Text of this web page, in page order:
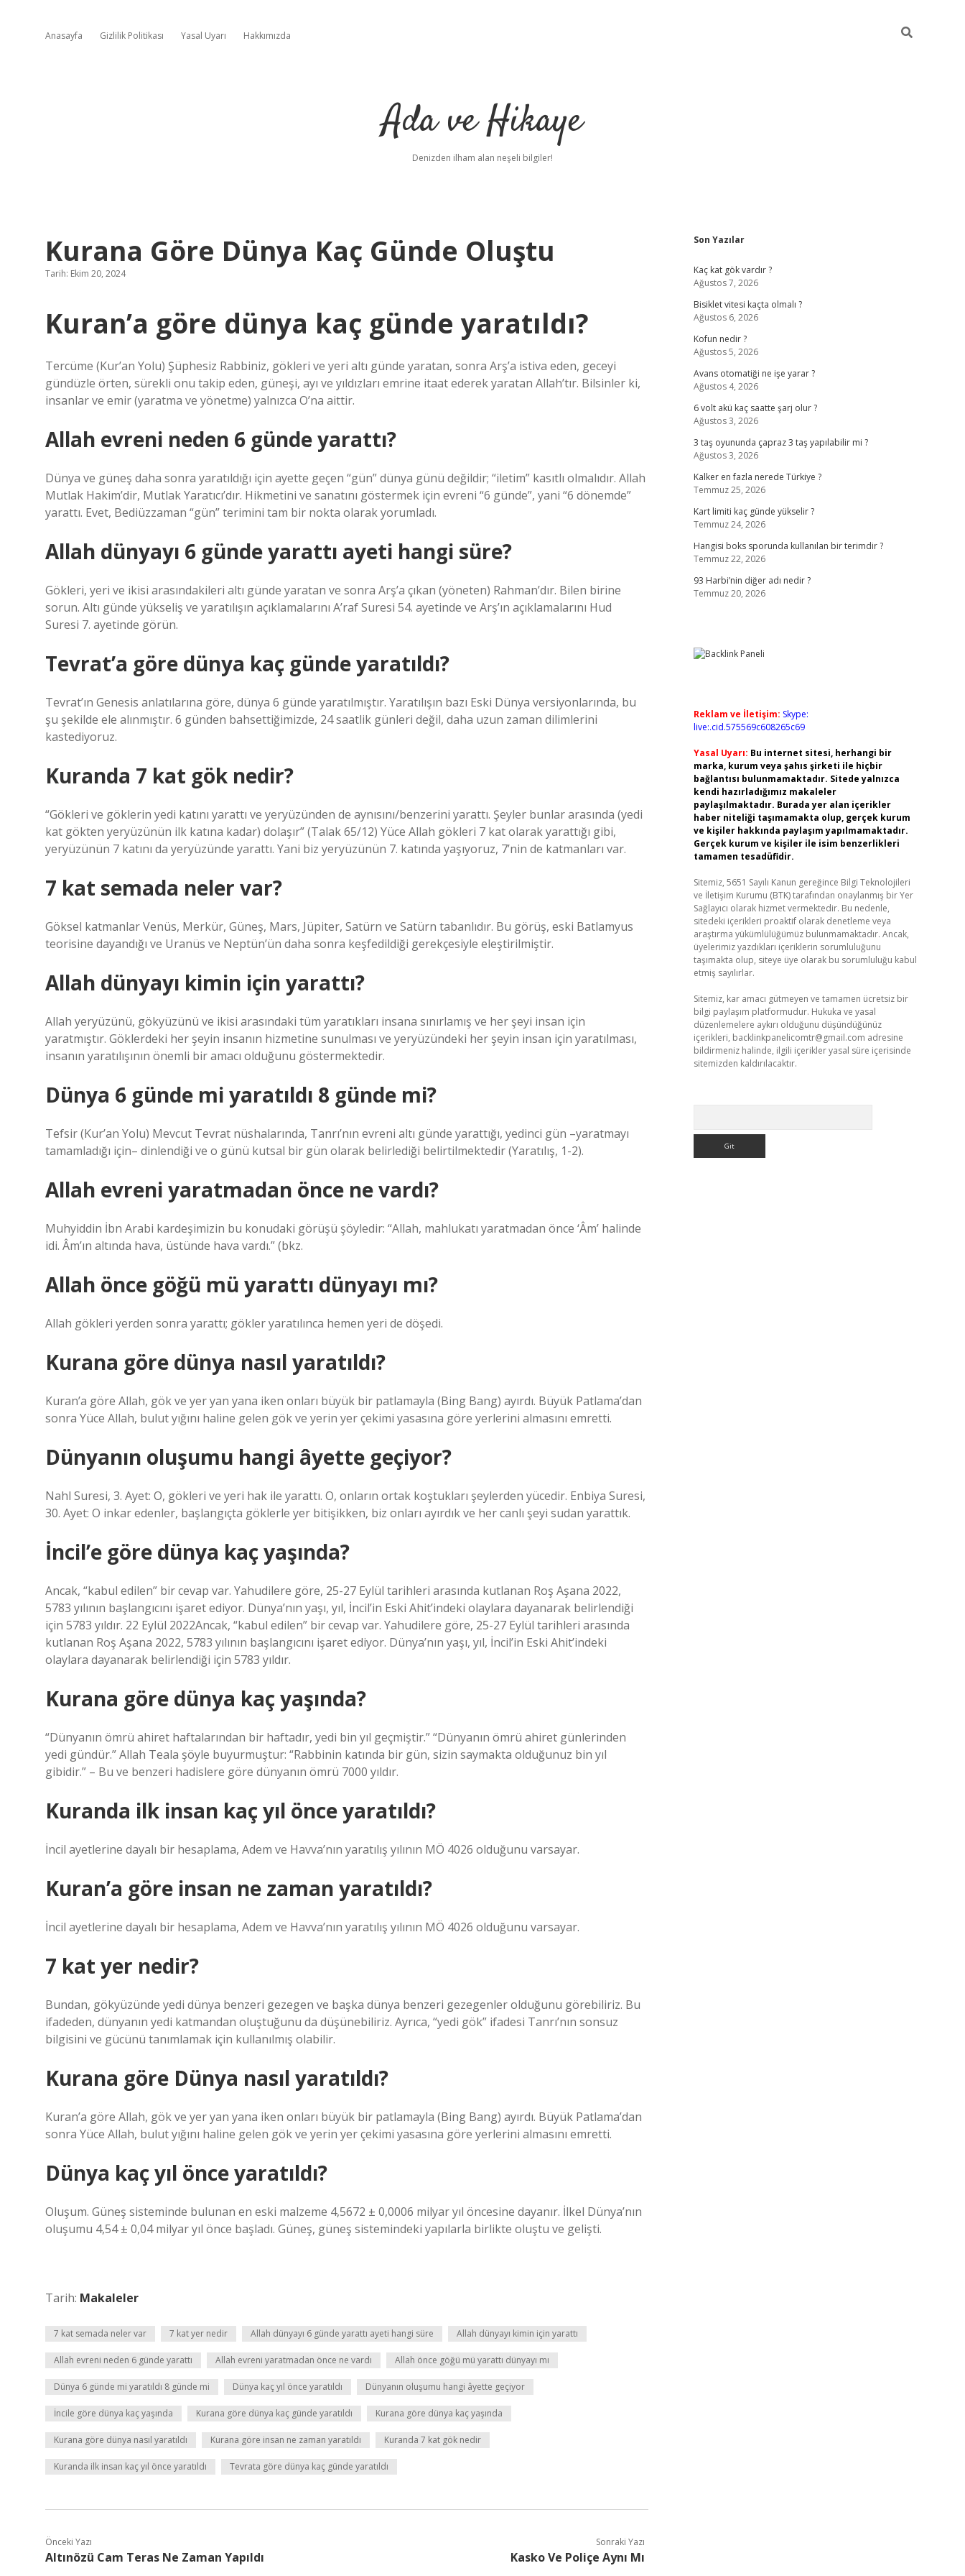
Anasayfa Gizlilik Politikası Yasal Uyarı Hakkımızda
Ada ve Hikaye
Denizden ilham alan neşeli bilgiler!
Kurana Göre Dünya Kaç Günde Oluştu
Tarih: Ekim 20, 2024
Kuran’a göre dünya kaç günde yaratıldı?
Tercüme (Kur’an Yolu) Şüphesiz Rabbiniz, gökleri ve yeri altı günde yaratan, sonra Arş’a istiva eden, geceyi
gündüzle örten, sürekli onu takip eden, güneşi, ayı ve yıldızları emrine itaat ederek yaratan Allah’tır. Bilsinler ki,
insanlar ve emir (yaratma ve yönetme) yalnızca O’na aittir.
Allah evreni neden 6 günde yarattı?
Dünya ve güneş daha sonra yaratıldığı için ayette geçen “gün” dünya günü değildir; “iletim” kasıtlı olmalıdır. Allah
Mutlak Hakim’dir, Mutlak Yaratıcı’dır. Hikmetini ve sanatını göstermek için evreni “6 günde”, yani “6 dönemde”
yarattı. Evet, Bediüzzaman “gün” terimini tam bir nokta olarak yorumladı.
Allah dünyayı 6 günde yarattı ayeti hangi süre?
Gökleri, yeri ve ikisi arasındakileri altı günde yaratan ve sonra Arş’a çıkan (yöneten) Rahman’dır. Bilen birine
sorun. Altı günde yükseliş ve yaratılışın açıklamalarını A’raf Suresi 54. ayetinde ve Arş’ın açıklamalarını Hud
Suresi 7. ayetinde görün.
Tevrat’a göre dünya kaç günde yaratıldı?
Tevrat’ın Genesis anlatılarına göre, dünya 6 günde yaratılmıştır. Yaratılışın bazı Eski Dünya versiyonlarında, bu
şu şekilde ele alınmıştır. 6 günden bahsettiğimizde, 24 saatlik günleri değil, daha uzun zaman dilimlerini
kastediyoruz.
Kuranda 7 kat gök nedir?
“Gökleri ve göklerin yedi katını yarattı ve yeryüzünden de aynısını/benzerini yarattı. Şeyler bunlar arasında (yedi
kat gökten yeryüzünün ilk katına kadar) dolaşır” (Talak 65/12) Yüce Allah gökleri 7 kat olarak yarattığı gibi,
yeryüzünün 7 katını da yeryüzünde yarattı. Yani biz yeryüzünün 7. katında yaşıyoruz, 7’nin de katmanları var.
7 kat semada neler var?
Göksel katmanlar Venüs, Merkür, Güneş, Mars, Jüpiter, Satürn ve Satürn tabanlıdır. Bu görüş, eski Batlamyus
teorisine dayandığı ve Uranüs ve Neptün’ün daha sonra keşfedildiği gerekçesiyle eleştirilmiştir.
Allah dünyayı kimin için yarattı?
Allah yeryüzünü, gökyüzünü ve ikisi arasındaki tüm yaratıkları insana sınırlamış ve her şeyi insan için
yaratmıştır. Göklerdeki her şeyin insanın hizmetine sunulması ve yeryüzündeki her şeyin insan için yaratılması,
insanın yaratılışının önemli bir amacı olduğunu göstermektedir.
Dünya 6 günde mi yaratıldı 8 günde mi?
Tefsir (Kur’an Yolu) Mevcut Tevrat nüshalarında, Tanrı’nın evreni altı günde yarattığı, yedinci gün –yaratmayı
tamamladığı için– dinlendiği ve o günü kutsal bir gün olarak belirlediği belirtilmektedir (Yaratılış, 1-2).
Allah evreni yaratmadan önce ne vardı?
Muhyiddin İbn Arabi kardeşimizin bu konudaki görüşü şöyledir: “Allah, mahlukatı yaratmadan önce ‘Âm’ halinde
idi. Âm’ın altında hava, üstünde hava vardı.” (bkz.
Allah önce göğü mü yarattı dünyayı mı?
Allah gökleri yerden sonra yarattı; gökler yaratılınca hemen yeri de döşedi.
Kurana göre dünya nasıl yaratıldı?
Kuran’a göre Allah, gök ve yer yan yana iken onları büyük bir patlamayla (Bing Bang) ayırdı. Büyük Patlama’dan
sonra Yüce Allah, bulut yığını haline gelen gök ve yerin yer çekimi yasasına göre yerlerini almasını emretti.
Dünyanın oluşumu hangi âyette geçiyor?
Nahl Suresi, 3. Ayet: O, gökleri ve yeri hak ile yarattı. O, onların ortak koştukları şeylerden yücedir. Enbiya Suresi,
30. Ayet: O inkar edenler, başlangıçta göklerle yer bitişikken, biz onları ayırdık ve her canlı şeyi sudan yarattık.
İncil’e göre dünya kaç yaşında?
Ancak, “kabul edilen” bir cevap var. Yahudilere göre, 25-27 Eylül tarihleri ​​arasında kutlanan Roş Aşana 2022,
5783 yılının başlangıcını işaret ediyor. Dünya’nın yaşı, yıl, İncil’in Eski Ahit’indeki olaylara dayanarak belirlendiği
için 5783 yıldır. 22 Eylül 2022Ancak, “kabul edilen” bir cevap var. Yahudilere göre, 25-27 Eylül tarihleri ​​arasında
kutlanan Roş Aşana 2022, 5783 yılının başlangıcını işaret ediyor. Dünya’nın yaşı, yıl, İncil’in Eski Ahit’indeki
olaylara dayanarak belirlendiği için 5783 yıldır.
Kurana göre dünya kaç yaşında?
“Dünyanın ömrü ahiret haftalarından bir haftadır, yedi bin yıl geçmiştir.” “Dünyanın ömrü ahiret günlerinden
yedi gündür.” Allah Teala şöyle buyurmuştur: “Rabbinin katında bir gün, sizin saymakta olduğunuz bin yıl
gibidir.” – Bu ve benzeri hadislere göre dünyanın ömrü 7000 yıldır.
Kuranda ilk insan kaç yıl önce yaratıldı?
İncil ayetlerine dayalı bir hesaplama, Adem ve Havva’nın yaratılış yılının MÖ 4026 olduğunu varsayar.
Kuran’a göre insan ne zaman yaratıldı?
İncil ayetlerine dayalı bir hesaplama, Adem ve Havva’nın yaratılış yılının MÖ 4026 olduğunu varsayar.
7 kat yer nedir?
Bundan, gökyüzünde yedi dünya benzeri gezegen ve başka dünya benzeri gezegenler olduğunu görebiliriz. Bu
ifadeden, dünyanın yedi katmandan oluştuğunu da düşünebiliriz. Ayrıca, “yedi gök” ifadesi Tanrı’nın sonsuz
bilgisini ve gücünü tanımlamak için kullanılmış olabilir.
Kurana göre Dünya nasıl yaratıldı?
Kuran’a göre Allah, gök ve yer yan yana iken onları büyük bir patlamayla (Bing Bang) ayırdı. Büyük Patlama’dan
sonra Yüce Allah, bulut yığını haline gelen gök ve yerin yer çekimi yasasına göre yerlerini almasını emretti.
Dünya kaç yıl önce yaratıldı?
Oluşum. Güneş sisteminde bulunan en eski malzeme 4,5672 ± 0,0006 milyar yıl öncesine dayanır. İlkel Dünya’nın
oluşumu 4,54 ± 0,04 milyar yıl önce başladı. Güneş, güneş sistemindeki yapılarla birlikte oluştu ve gelişti.
Tarih: Makaleler
7 kat semada neler var 7 kat yer nedir Allah dünyayı 6 günde yarattı ayeti hangi süre Allah dünyayı kimin için yarattı
Allah evreni neden 6 günde yarattı Allah evreni yaratmadan önce ne vardı Allah önce göğü mü yarattı dünyayı mı
Dünya 6 günde mi yaratıldı 8 günde mi Dünya kaç yıl önce yaratıldı Dünyanın oluşumu hangi âyette geçiyor
İncile göre dünya kaç yaşında Kurana göre dünya kaç günde yaratıldı Kurana göre dünya kaç yaşında
Kurana göre dünya nasıl yaratıldı Kurana göre insan ne zaman yaratıldı Kuranda 7 kat gök nedir
Kuranda ilk insan kaç yıl önce yaratıldı Tevrata göre dünya kaç günde yaratıldı
Önceki Yazı
Altınözü Cam Teras Ne Zaman Yapıldı
Sonraki Yazı
Kasko Ve Poliçe Aynı Mı
Sidebar
Son Yazılar
Kaç kat gök vardır ?
Ağustos 7, 2026
Bisiklet vitesi kaçta olmalı ?
Ağustos 6, 2026
Kofun nedir ?
Ağustos 5, 2026
Avans otomatiği ne işe yarar ?
Ağustos 4, 2026
6 volt akü kaç saatte şarj olur ?
Ağustos 3, 2026
3 taş oyununda çapraz 3 taş yapılabilir mi ?
Ağustos 3, 2026
Kalker en fazla nerede Türkiye ?
Temmuz 25, 2026
Kart limiti kaç günde yükselir ?
Temmuz 24, 2026
Hangisi boks sporunda kullanılan bir terimdir ?
Temmuz 22, 2026
93 Harbi’nin diğer adı nedir ?
Temmuz 20, 2026
Reklam ve İletişim: Skype:
live:.cid.575569c608265c69
Yasal Uyarı: Bu internet sitesi, herhangi bir
marka, kurum veya şahıs şirketi ile hiçbir
bağlantısı bulunmamaktadır. Sitede yalnızca
kendi hazırladığımız makaleler
paylaşılmaktadır. Burada yer alan içerikler
haber niteliği taşımamakta olup, gerçek kurum
ve kişiler hakkında paylaşım yapılmamaktadır.
Gerçek kurum ve kişiler ile isim benzerlikleri
tamamen tesadüfidir.
Sitemiz, 5651 Sayılı Kanun gereğince Bilgi Teknolojileri
ve İletişim Kurumu (BTK) tarafından onaylanmış bir Yer
Sağlayıcı olarak hizmet vermektedir. Bu nedenle,
sitedeki içerikleri proaktif olarak denetleme veya
araştırma yükümlülüğümüz bulunmamaktadır. Ancak,
üyelerimiz yazdıkları içeriklerin sorumluluğunu
taşımakta olup, siteye üye olarak bu sorumluluğu kabul
etmiş sayılırlar.
Sitemiz, kar amacı gütmeyen ve tamamen ücretsiz bir
bilgi paylaşım platformudur. Hukuka ve yasal
düzenlemelere aykırı olduğunu düşündüğünüz
içerikleri, backlinkpanelicomtr@gmail.com adresine
bildirmeniz halinde, ilgili içerikler yasal süre içerisinde
sitemizden kaldırılacaktır.